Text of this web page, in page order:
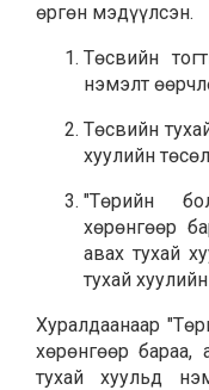
өргөн мэдүүлсэн.
Төсвийн
нэмэлт
Төсвийн
хуулийн төсөл
"Төрийн
хөрөнгөөр
авах тухай
тухай
Хуралдаанаар
хөрөнгөөр бараа,
тухай хуульд